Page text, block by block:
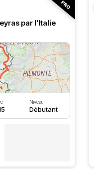
par l'Italie
Niveau
Débutant